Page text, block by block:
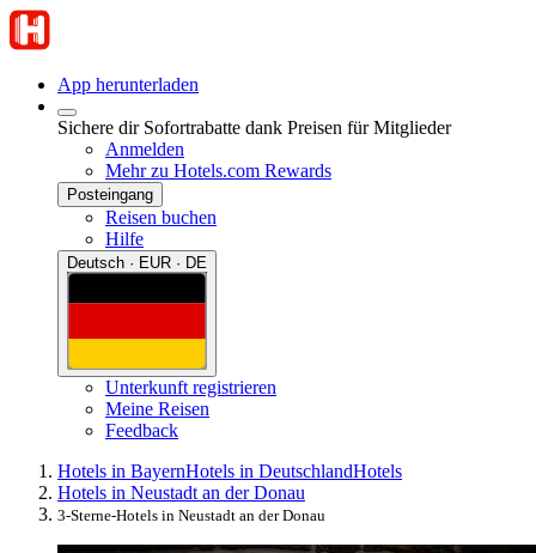
App herunterladen
Sichere dir Sofortrabatte dank Preisen für Mitglieder
Anmelden
Mehr zu Hotels.com Rewards
Posteingang
Reisen buchen
Hilfe
Deutsch · EUR · DE
Unterkunft registrieren
Meine Reisen
Feedback
Hotels in BayernHotels in DeutschlandHotels
Hotels in Neustadt an der Donau
3-Sterne-Hotels in Neustadt an der Donau